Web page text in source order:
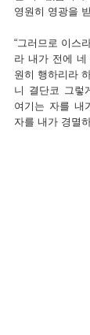
영원히 영광을
“그러므로 이스
라 내가 전에
원히 행하리라
니 결단코 그렇
여기는 자를 내
자를 내가 경멸